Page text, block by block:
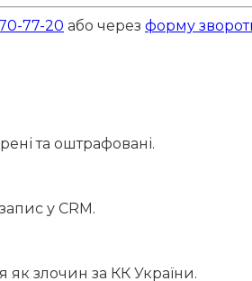
77-20 або через форму
та оштрафовані.
у CRM.
злочин за КК України.